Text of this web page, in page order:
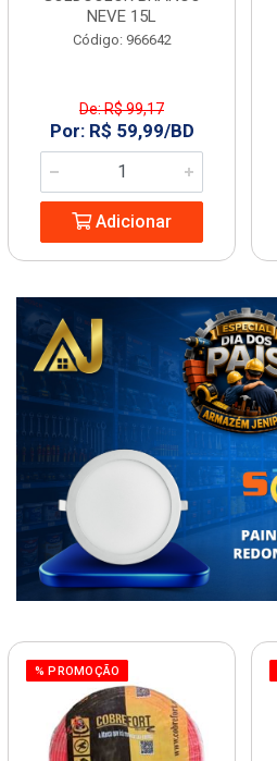
NEVE 15L
Código: 966642
De: R$ 99,17
Por: R$ 59,99/BD
Adicionar
% PROMOÇÃO